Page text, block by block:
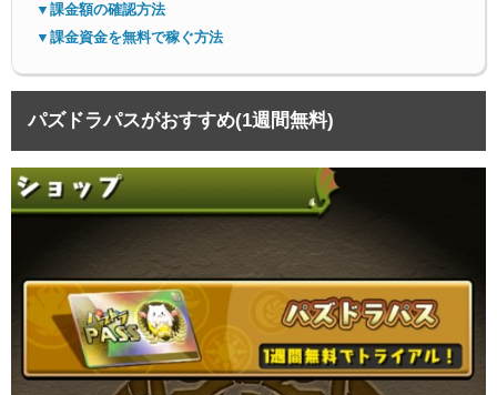
▼課金額の確認方法
▼課金資金を無料で稼ぐ方法
パズドラパスがおすすめ(1週間無料)